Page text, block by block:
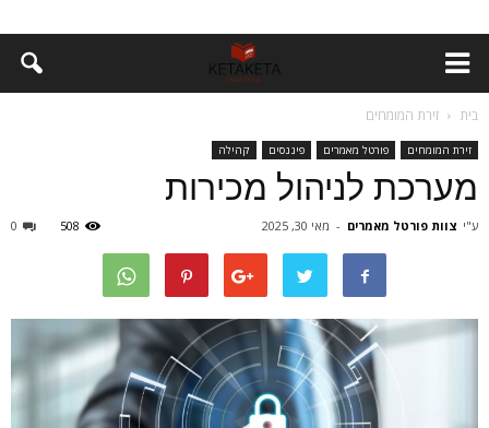
בית זירת המומחים
זירת המומחים פורטל מאמרים פיננסים קהילה
מערכת לניהול מכירות
ע"י צוות פורטל מאמרים - מאי 30, 2025 0 508